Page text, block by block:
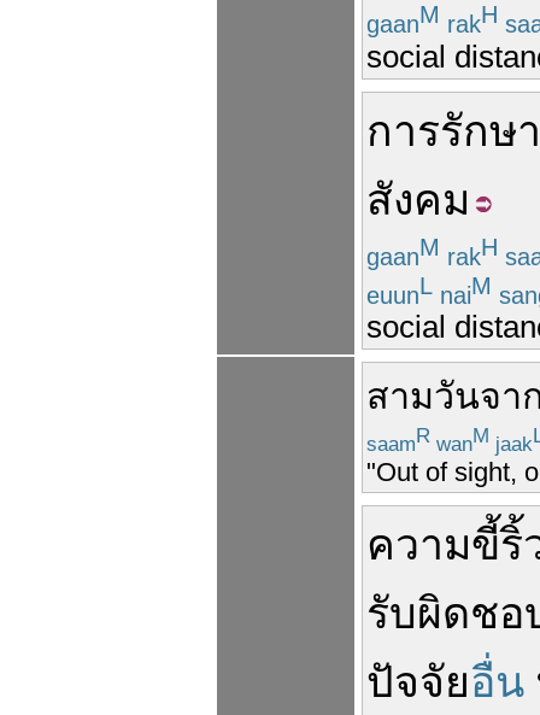
gaanM rakH
social
การรักษา
สังคม
gaanM rakH
euunL naiM
social
สามวันจา
saamR wanM jaak
"Out of sight,
ความขี้ริ้
รับผิดชอ
ปัจจัยอื่น